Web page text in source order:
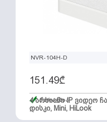
NVR-104H-D
4 არხიანი IP ვიდეო
დისკი, Mini, HiLook
151.49₾
მარაგშია